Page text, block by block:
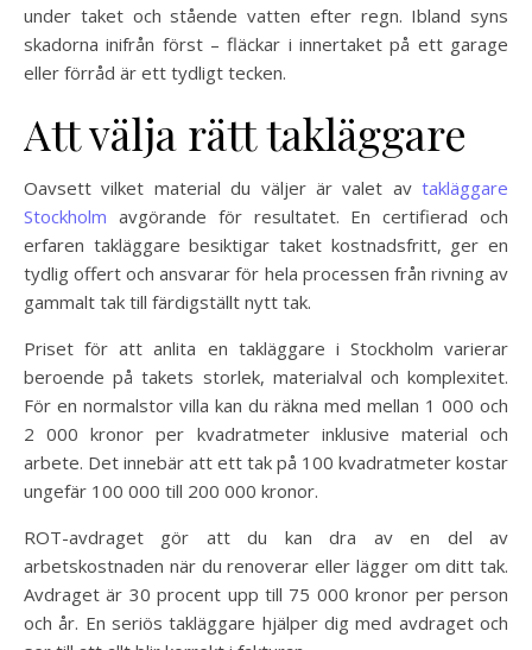
under taket och stående vatten efter regn. Ibland syns
skadorna inifrån först – fläckar i innertaket på ett garage
eller förråd är ett tydligt tecken.
Att välja rätt takläggare
Oavsett vilket material du väljer är valet av takläggare
Stockholm avgörande för resultatet. En certifierad och
erfaren takläggare besiktigar taket kostnadsfritt, ger en
tydlig offert och ansvarar för hela processen från rivning av
gammalt tak till färdigställt nytt tak.
Priset för att anlita en takläggare i Stockholm varierar
beroende på takets storlek, materialval och komplexitet.
För en normalstor villa kan du räkna med mellan 1 000 och
2 000 kronor per kvadratmeter inklusive material och
arbete. Det innebär att ett tak på 100 kvadratmeter kostar
ungefär 100 000 till 200 000 kronor.
ROT-avdraget gör att du kan dra av en del av
arbetskostnaden när du renoverar eller lägger om ditt tak.
Avdraget är 30 procent upp till 75 000 kronor per person
och år. En seriös takläggare hjälper dig med avdraget och